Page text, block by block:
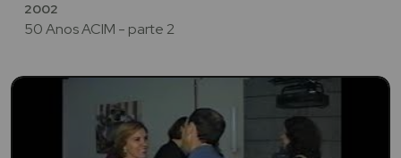
2002
50 Anos ACIM - parte 2